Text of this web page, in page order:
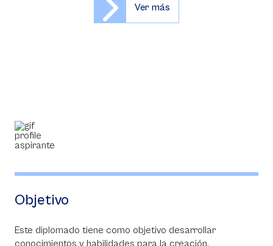
Ver más
Objetivo
Este diplomado tiene como objetivo desarrollar
conocimientos y habilidades para la creación,